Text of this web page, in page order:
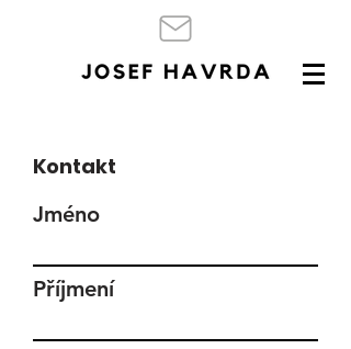
Kontakt
Jméno
Příjmení